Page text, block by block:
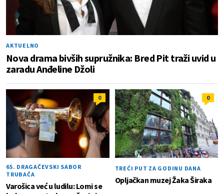
AKTUELNO
Nova drama bivših supružnika: Bred Pit traži uvid u
zaradu Anđeline Džoli
0
65. DRAGAČEVSKI SABOR
TRUBAČA
Varošica već u ludilu: Lomi se
0
TREĆI PUT ZA GODINU DANA
Opljačkan muzej Žaka Širaka